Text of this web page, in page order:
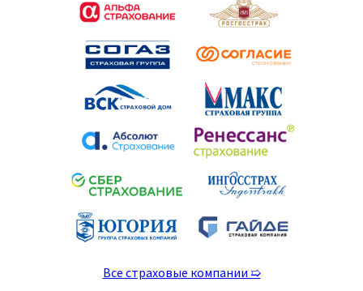
Все страховые компании ➯